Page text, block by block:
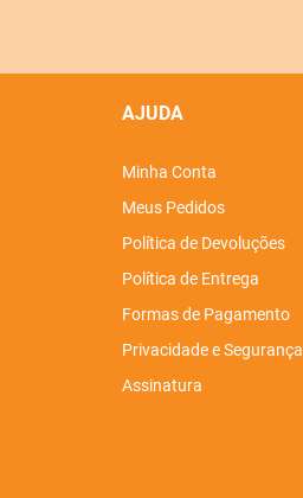
AJUDA
Minha Conta
Meus Pedidos
Política de Devoluções
Política de Entrega
Formas de Pagamento
Privacidade e Segurança
Assinatura